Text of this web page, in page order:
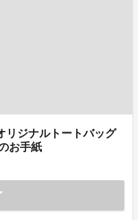
リジナルトートバッグ
お手紙